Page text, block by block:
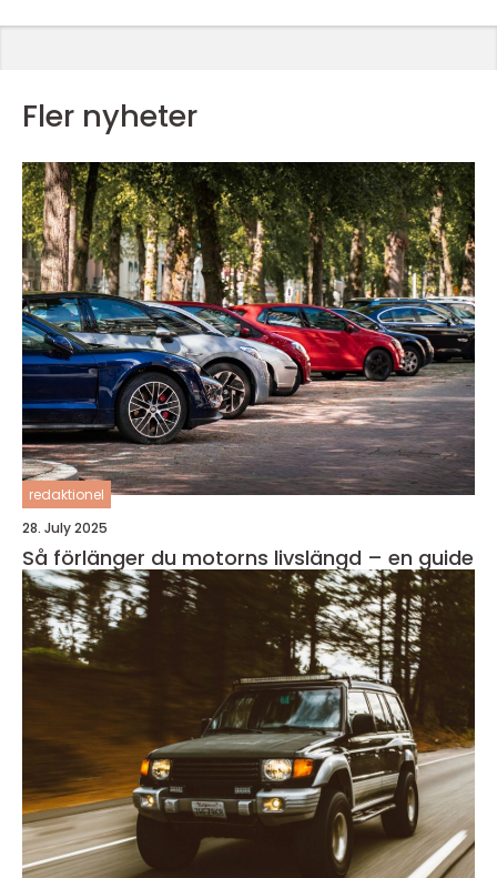
Fler nyheter
redaktionel
28. July 2025
Så förlänger du motorns livslängd – en guide